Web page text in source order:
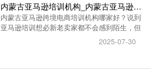
内蒙古亚马逊培训机构_内蒙古亚马逊跨境电商培训机构哪家好
内蒙古亚马逊跨境电商培训机构哪家好？说到
亚马逊培训想必新老卖家都不会感到陌生，但
是，要是说到内蒙古亚马逊跨境电商培训机
构，可能很多人都不知道怎么去选择了，只有
可能知道什么是好的内蒙古亚马逊跨境电商培
2025-07-30